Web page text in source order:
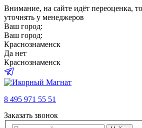
Внимание, на сайте идёт переоценка,
уточнять у менеджеров
Ваш город:
Ваш город:
Краснознаменск
Да нет
Краснознаменск
8 495 971 55 51
Заказать звонок